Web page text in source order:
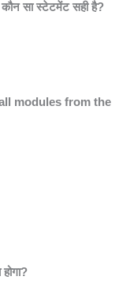
सा स्टेटमेंट सही है?
modules from the